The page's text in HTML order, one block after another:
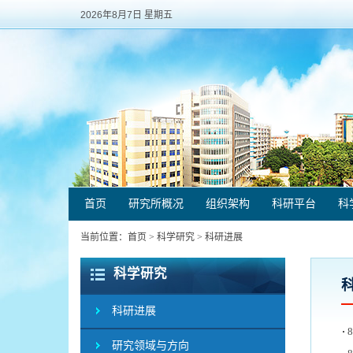
2026年8月7日 星期五
首页 研究所概况 组织架构 科研平台 科
当前位置： 首页 > 科学研究 > 科研进展
科学研究
科研进展
研究领域与方向